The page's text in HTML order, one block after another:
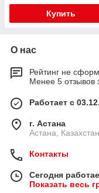
Купить
О нас
Рейтинг не
Менее 5 отзывов
Работает с
г. Астана
Астана, Казахстан
Контакты
Сегодня
Показать весь